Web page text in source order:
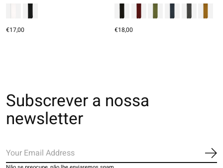
€17,00 €18,00
Subscrever a nossa
newsletter